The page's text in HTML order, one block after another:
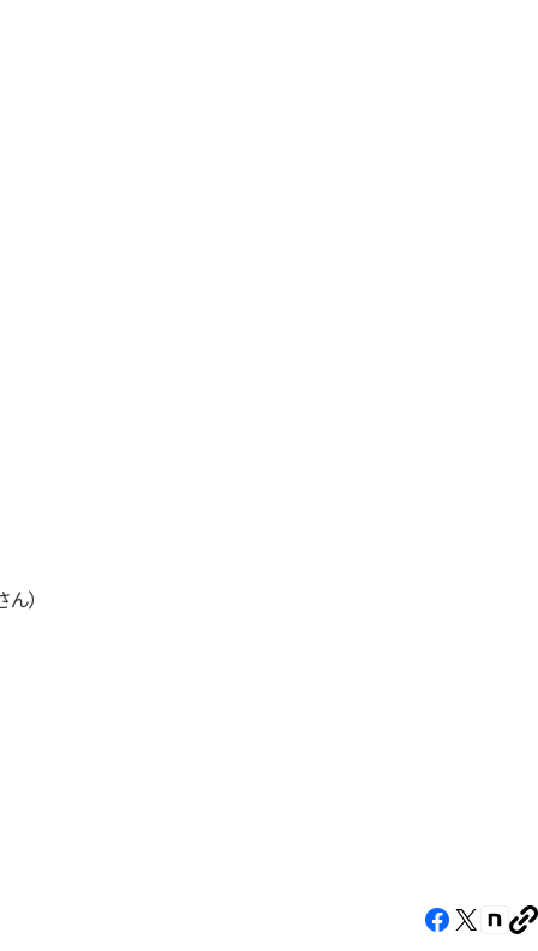
）
Facebook（新
X（新note